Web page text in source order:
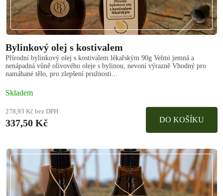
Bylinkový olej s kostivalem
Přírodní bylinkový olej s kostivalem lékařským 90g Velmi jemná a
nenápadná vůně olivového oleje s bylinou, nevoní výrazně Vhodný pro
namáhané tělo, pro zlepšení pružnosti...
Skladem
278,93 Kč bez DPH
337,50 Kč DO KOŠÍKU